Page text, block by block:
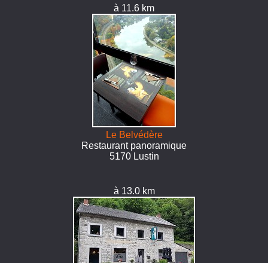
à 11.6 km
Le Belvédère
Restaurant panoramique
5170 Lustin
à 13.0 km